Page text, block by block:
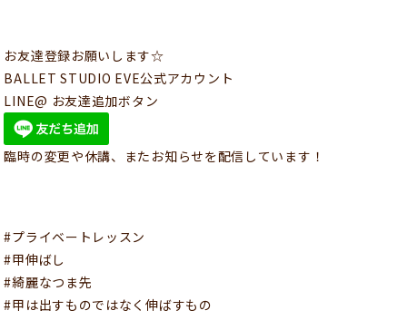
お友達登録お願いします☆
BALLET STUDIO EVE公式アカウント
LINE@ お友達追加ボタン
臨時の変更や休講、またお知らせを配信しています！
#プライベートレッスン
#甲伸ばし
#綺麗なつま先
#甲は出すものではなく伸ばすもの